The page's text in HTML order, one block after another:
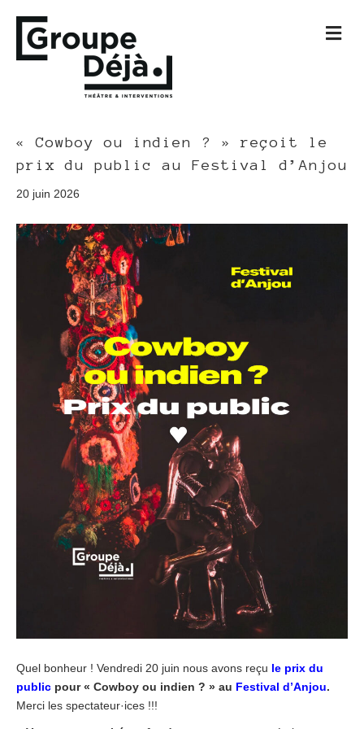
M
« Cowboy ou indien ? » reçoit le
prix du public au Festival d’Anjou
20 juin 2026
Quel bonheur ! Vendredi 20 juin nous avons reçu le prix du
public pour « Cowboy ou indien ? » au Festival d’Anjou.
Merci les spectateur·ices !!!